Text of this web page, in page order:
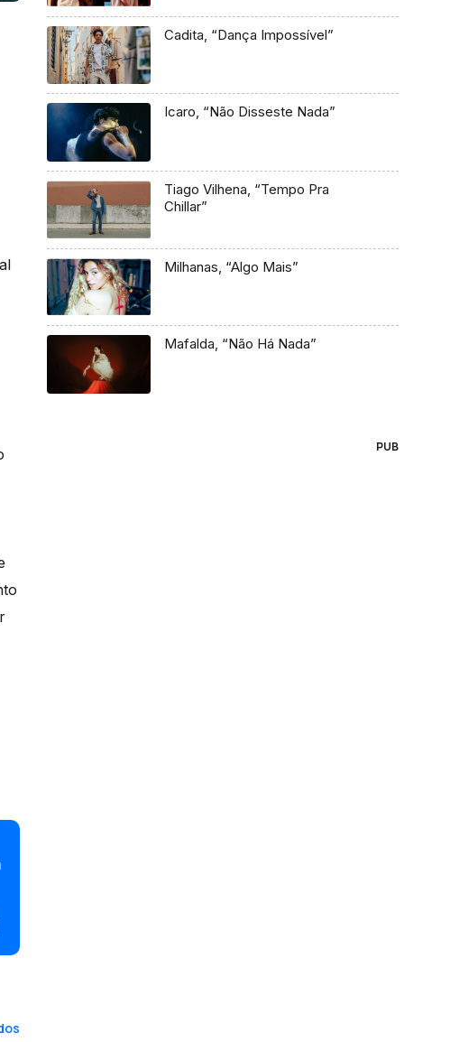
Cadita, “Dança Impossível”
Icaro, “Não Disseste Nada”
Tiago Vilhena, “Tempo Pra
Chillar”
Milhanas, “Algo Mais”
Mafalda, “Não Há Nada”
PUB